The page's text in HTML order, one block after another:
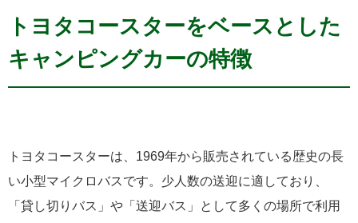
トヨタコースターをベースとした
キャンピングカーの特徴
トヨタコースターは、1969年から販売されている歴史の長
い小型マイクロバスです。少人数の送迎に適しており、
「貸し切りバス」や「送迎バス」として多くの場所で利用